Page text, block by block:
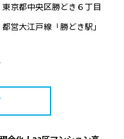
東京都中央区勝どき６丁目３−２
都営大江戸線「勝どき駅」徒歩